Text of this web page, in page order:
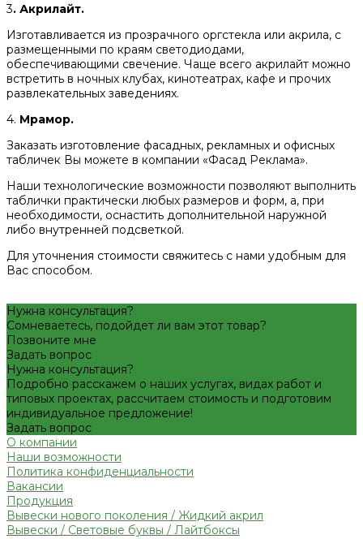
3. Акрилайт.
Изготавливается из прозрачного оргстекла или акрила, с
размещенными по краям светодиодами,
обеспечивающими свечение. Чаще всего акрилайт можно
встретить в ночных клубах, кинотеатрах, кафе и прочих
развлекательных заведениях.
4. Мрамор.
Заказать изготовление фасадных, рекламных и офисных
табличек Вы можете в компании «Фасад Реклама».
Наши технологические возможности позволяют выполнить
таблички практически любых размеров и форм, а, при
необходимости, оснастить дополнительной наружной
либо внутренней подсветкой.
Для уточнения стоимости свяжитесь с нами удобным для
Вас способом.
Нужна консультация?
Сомневаетесь, подойдет ли вам этот товар?
Позвоните мне
Задать вопрос
Нужна консультация?
Подробно расскажем о наших услугах, видах работ и
типовых проектах, рассчитаем стоимость и подготовим
индивидуальное предложение!
Задать вопрос
О компании
Наши возможности
Политика конфиденциальности
Вакансии
Продукция
Вывески нового поколения / Жидкий акрил
Вывески / Световые буквы / Лайтбоксы